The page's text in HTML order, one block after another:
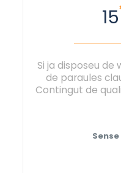
15
Si ja disposeu
de paraules
Contingut de